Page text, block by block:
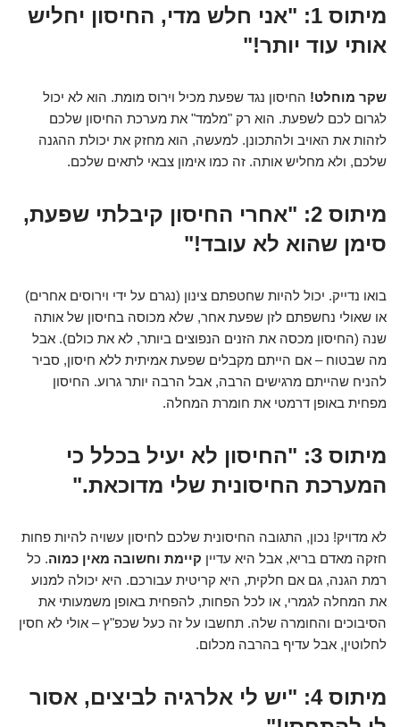
מיתוס 1: "אני חלש מדי, החיסון יחליש
אותי עוד יותר!"
שקר מוחלט! החיסון נגד שפעת מכיל וירוס מומת. הוא לא יכול
לגרום לכם לשפעת. הוא רק "מלמד" את מערכת החיסון שלכם
לזהות את האויב ולהתכונן. למעשה, הוא מחזק את יכולת ההגנה
שלכם, ולא מחליש אותה. זה כמו אימון צבאי לתאים שלכם.
מיתוס 2: "אחרי החיסון קיבלתי שפעת,
סימן שהוא לא עובד!"
בואו נדייק. יכול להיות שחטפתם צינון (נגרם על ידי וירוסים אחרים)
או שאולי נחשפתם לזן שפעת אחר, שלא מכוסה בחיסון של אותה
שנה (החיסון מכסה את הזנים הנפוצים ביותר, לא את כולם). אבל
מה שבטוח – אם הייתם מקבלים שפעת אמיתית ללא חיסון, סביר
להניח שהייתם מרגישים הרבה, אבל הרבה יותר גרוע. החיסון
מפחית באופן דרמטי את חומרת המחלה.
מיתוס 3: "החיסון לא יעיל בכלל כי
המערכת החיסונית שלי מדוכאת."
לא מדויק! נכון, התגובה החיסונית שלכם לחיסון עשויה להיות פחות
חזקה מאדם בריא, אבל היא עדיין קיימת וחשובה מאין כמוה. כל
רמת הגנה, גם אם חלקית, היא קריטית עבורכם. היא יכולה למנוע
את המחלה לגמרי, או לכל הפחות, להפחית באופן משמעותי את
הסיבוכים והחומרה שלה. תחשבו על זה כעל שכפ"ץ – אולי לא חסין
לחלוטין, אבל עדיף בהרבה מכלום.
מיתוס 4: "יש לי אלרגיה לביצים, אסור